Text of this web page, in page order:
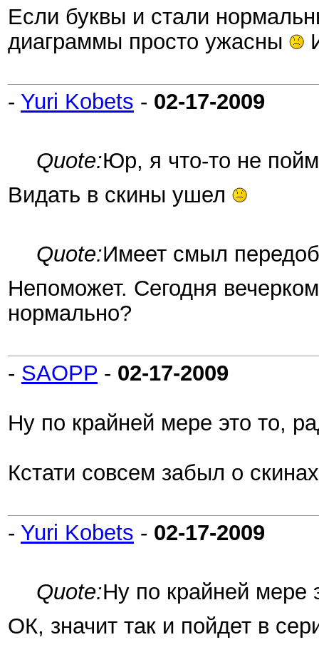
Если буквы и стали
диаграммы просто ужасны
- Yuri Kobets - 02-17-2009
Quote:Юр, я что-то не
Видать в скины ушел
Quote:Имеет смыл
Непоможет. Сегодня
нормально?
- SAOPP - 02-17-2009
Ну по крайней мере это то,
Кстати совсем забыл о
- Yuri Kobets - 02-17-2009
Quote:Ну по крайней мере
ОК, значит так и пойдет в